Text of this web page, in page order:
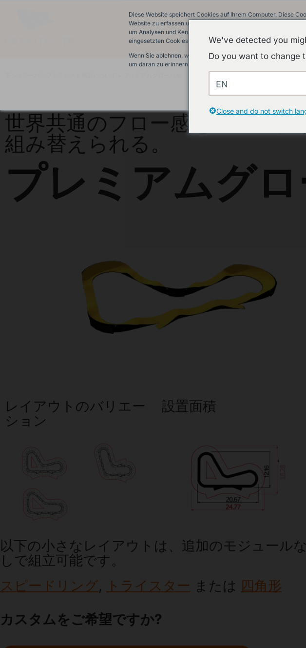
Diese Website speichert Cookies auf Ihrem Computer. Diese
Website zu erfassen und damit wir uns an Sie erinnern
um Analysen und Kennzahlen über unsere Besucher auf
eingesetzten Cookies finden Sie in unserer
Wenn Sie ablehnen, werden Ihre Informationen beim Besuch
um daran zu erinnern, dass Sie nicht nachverfolgt werden
世界共通のフロー感を体験し
組み替えられる。
プレミアムグ
レイアウトのバリエー
ション
設置面積
以下の小さなレイアウトは、追加のモジュールな
しで組立可能です。
スピードリング, トライスター または 四角形
カスタムをご希望ですか?
We've detected you
Do you want to change
EN
Close and do not switch